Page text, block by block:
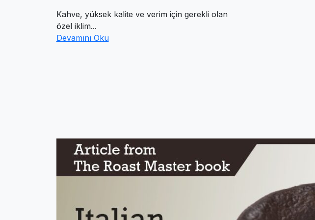
Kahve, yüksek kalite ve verim için gerekli olan
özel iklim...
Devamını Oku